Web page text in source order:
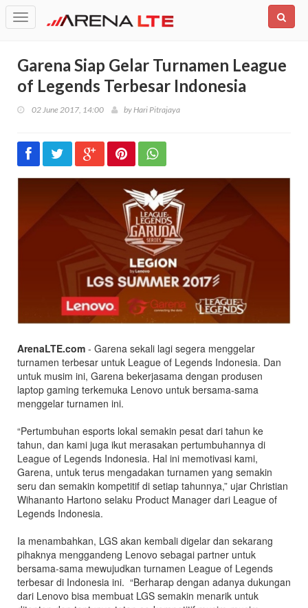
Toggle
navigation
Garena Siap Gelar Turnamen League
of Legends Terbesar Indonesia
02 June 2017, 14:00 byHari Pitrajaya
ArenaLTE.com - Garena sekali lagi segera menggelar
turnamen terbesar untuk League of Legends Indonesia. Dan
untuk musim ini, Garena bekerjasama dengan produsen
laptop gaming terkemuka Lenovo untuk bersama-sama
menggelar turnamen ini.
“Pertumbuhan esports lokal semakin pesat dari tahun ke
tahun, dan kami juga ikut merasakan pertumbuhannya di
League of Legends Indonesia. Hal ini memotivasi kami,
Garena, untuk terus mengadakan turnamen yang semakin
seru dan semakin kompetitif di setiap tahunnya,” ujar Christian
Wihananto Hartono selaku Product Manager dari League of
Legends Indonesia.
Ia menambahkan, LGS akan kembali digelar dan sekarang
pihaknya menggandeng Lenovo sebagai partner untuk
bersama-sama mewujudkan turnamen League of Legends
terbesar di Indonesia ini. “Berharap dengan adanya dukungan
dari Lenovo bisa membuat LGS semakin menarik untuk